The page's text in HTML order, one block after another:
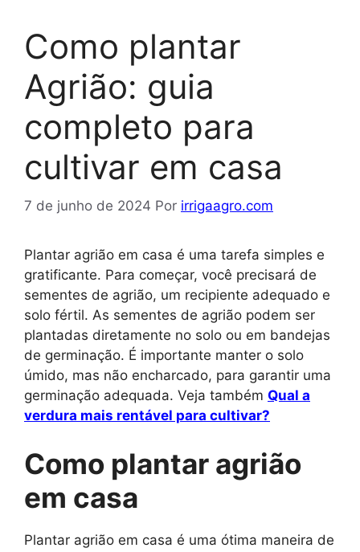
Como plantar
Agrião: guia
completo para
cultivar em casa
7 de junho de 2024 Por irrigaagro.com
Plantar agrião em casa é uma tarefa simples e
gratificante. Para começar, você precisará de
sementes de agrião, um recipiente adequado e
solo fértil. As sementes de agrião podem ser
plantadas diretamente no solo ou em bandejas
de germinação. É importante manter o solo
úmido, mas não encharcado, para garantir uma
germinação adequada. Veja também Qual a
verdura mais rentável para cultivar?
Como plantar agrião
em casa
Plantar agrião em casa é uma ótima maneira de